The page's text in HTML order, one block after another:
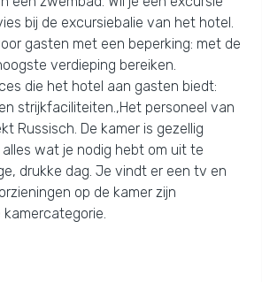
bij de excursiebalie van het hotel.
gasten met een beperking: met de
verdieping bereiken.
die het hotel aan gasten biedt:
strijkfaciliteiten.,Het personeel van
Russisch. De kamer is gezellig
wat je nodig hebt om uit te
drukke dag. Je vindt er een tv en
op de kamer zijn